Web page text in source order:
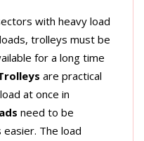
with heavy load
trolleys must be
for a long time
are practical
at once in
need to be
The load